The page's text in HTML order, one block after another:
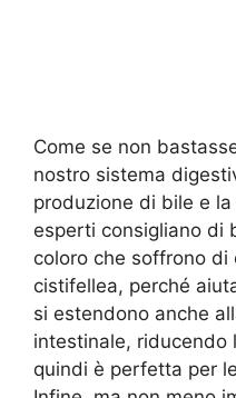
Come se non
nostro sistema
produzione di bile e
esperti consigliano di
coloro che soffrono di
cistifellea, perché
si estendono anche
intestinale, riducendo
quindi è perfetta per